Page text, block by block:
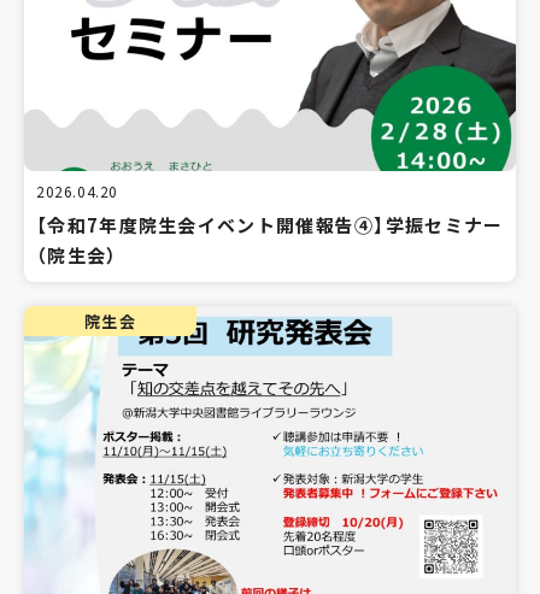
2026.04.20
【令和7年度院生会イベント開催報告④】学振セミナー
（院生会）
院生会